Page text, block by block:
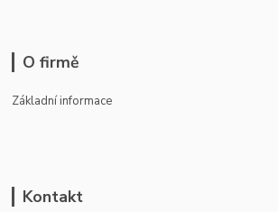
O firmě
Základní informace
Kontakt